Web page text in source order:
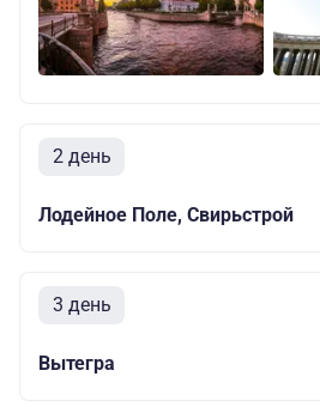
2 день
Лодейное Поле, Свирьстрой
3 день
Вытегра